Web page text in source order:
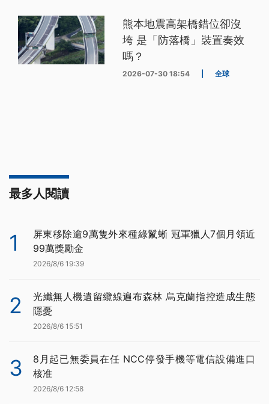
熊本地震高架橋錯位卻沒
垮 是「防落橋」裝置奏效
嗎？
2026-07-30 18:54 全球
最多人閱讀
1
屏東移除逾9萬隻外來種綠鬣蜥 冠軍獵人7個月領近
99萬獎勵金
2026/8/6 19:39
2
光纖無人機遺留纜線遍布森林 烏克蘭指控造成生態
隱憂
2026/8/6 15:51
3
8月起已無委員在任 NCC停發手機等電信設備進口
核准
2026/8/6 12:58